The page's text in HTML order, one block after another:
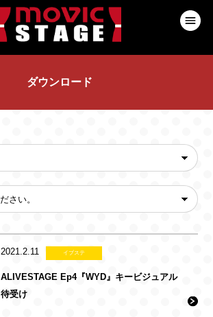
ダウンロード
2021.2.11 イブステ
ALIVESTAGE Ep4『WYD』キービジュアル
待受け